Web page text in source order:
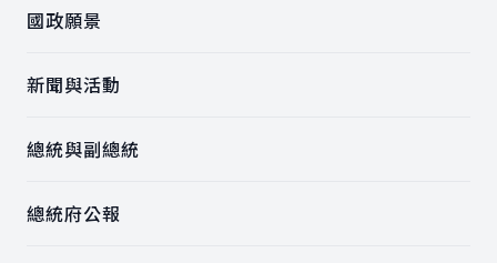
國政願景
新聞與活動
總統與副總統
總統府公報